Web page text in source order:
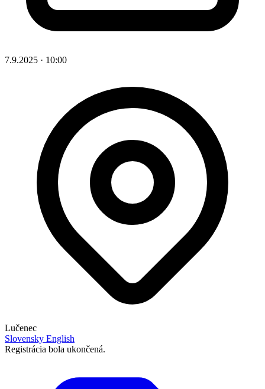
7.9.2025 · 10:00
Lučenec
Slovensky English
Registrácia bola ukončená.